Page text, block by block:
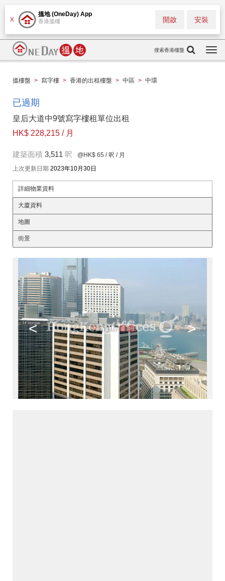
X
搵地 (OneDay) App
香港搵樓 安裝
開啟
搜索香港樓盤
搵樓盤 > 寫字樓 > 香港的出租樓盤 > 中區 > 中環
已過期
皇后大道中9號寫字樓租單位出租
HK$ 228,215 / 月
建築面積 3,511 呎 @HK$ 65 / 呎 / 月
上次更新日期 2023年10月30日
詳細物業資料
大廈資料
地圖
街景
< >